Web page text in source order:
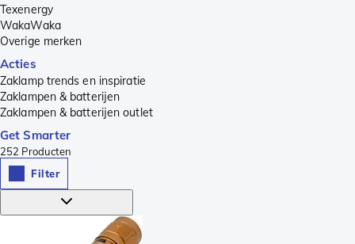
Texenergy
WakaWaka
Overige merken
Acties
Zaklamp trends en inspiratie
Zaklampen & batterijen
Zaklampen & batterijen outlet
Get Smarter
252 Producten
Filter